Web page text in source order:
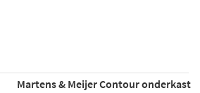
Martens & Meijer Contour onderkast